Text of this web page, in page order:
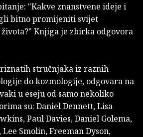
"Kakve znanstvene ideje i
bitno promijeniti svijet
života?" Knjiga je zbirka odgovora
stručnjaka iz raznih
do kozmologije, odgovara na
u eseju od samo nekoliko
su: Daniel Dennett, Lisa
Paul Davies, Daniel Golema,
Smolin, Freeman Dyson,